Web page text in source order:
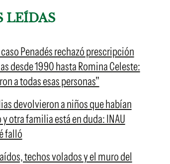
LEÍDAS
Penadés rechazó prescripción
desde 1990 hasta Romina Celeste:
a todas esas personas"
devolvieron a niños que habían
otra familia está en duda: INAU
falló
techos volados y el muro del